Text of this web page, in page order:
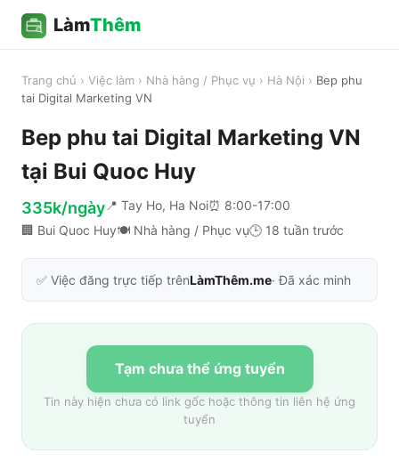
LàmThêm
Trang chủ › Việc làm › Nhà hàng / Phục vụ › Hà Nội › Bep phu
tai Digital Marketing VN
Bep phu tai Digital Marketing VN
tại Bui Quoc Huy
335k/ngày📍 Tay Ho, Ha Noi⏰ 8:00-17:00
🏢 Bui Quoc Huy🍽️ Nhà hàng / Phục vụ🕒 18 tuần trước
✅ Việc đăng trực tiếp trênLàmThêm.me· Đã xác minh
Tạm chưa thể ứng tuyển
Tin này hiện chưa có link gốc hoặc thông tin liên hệ ứng
tuyển